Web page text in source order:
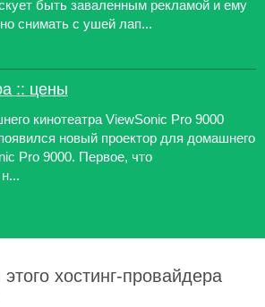
быть заваленным рекламой и ему
снимать с ушей лап...
:: цены
кинотеатра ViewSonic Pro 9000
новый проектор для домашнего
Pro 9000. Первое, что
хостинг-провайдера